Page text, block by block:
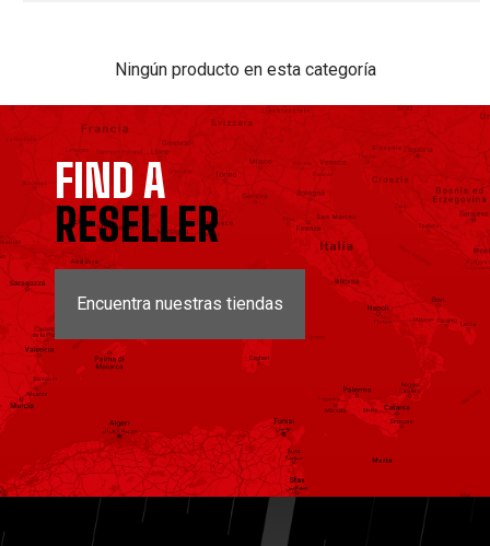
Ningún producto en esta categoría
FIND A
RESELLER
Encuentra nuestras tiendas